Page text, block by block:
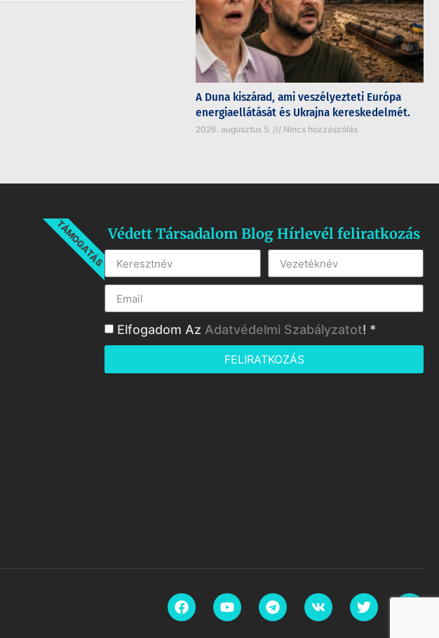
A Duna kiszárad, ami veszélyezteti Európa
energiaellátását és Ukrajna kereskedelmét.
2026. augusztus 5. Nincs hozzászólás
TÁMOGATÁSVédett Társadalom Blog Hírlevél feliratkozás
Elfogadom Az Adatvédelmi Szabályzatot! *
FELIRATKOZÁS